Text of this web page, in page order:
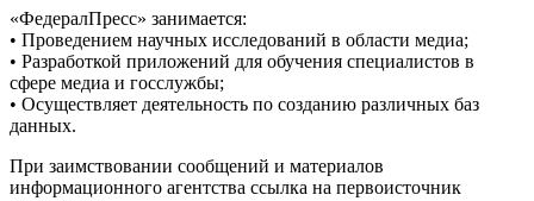
«ФедералПресс» занимается:
• Проведением научных исследований в области медиа;
• Разработкой приложений для обучения специалистов в
сфере медиа и госслужбы;
• Осуществляет деятельность по созданию различных баз
данных.
При заимствовании сообщений и материалов
информационного агентства ссылка на первоисточник